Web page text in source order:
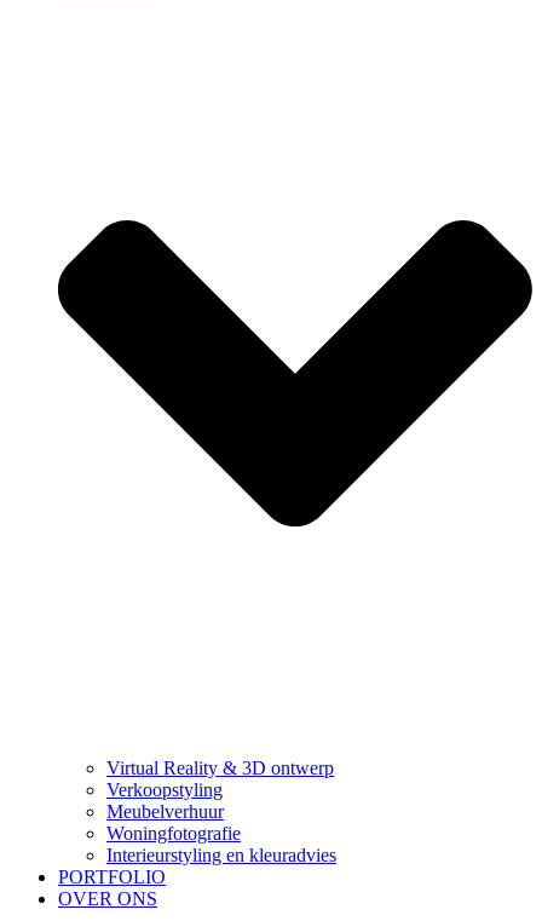
Virtual Reality & 3D ontwerp
Verkoopstyling
Meubelverhuur
Woningfotografie
Interieurstyling en kleuradvies
PORTFOLIO
OVER ONS